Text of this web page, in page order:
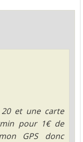
et une carte
pour 1€ de
GPS donc